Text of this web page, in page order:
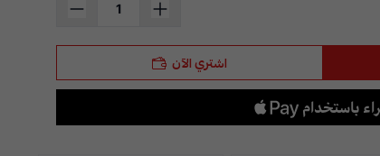
اشتري الآن